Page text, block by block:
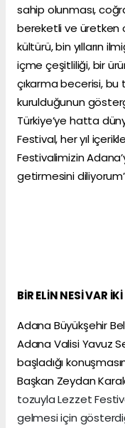
sahip olunması,
bereketli ve üretken
kültürü, bin yılların
içme çeşitliliği, bir
çıkarma becerisi,
kurulduğunun
Türkiye’ye hatta
Festival, her yıl
Festivalimizin
getirmesini
BİR ELİN NESİ VAR
Adana Büyükşehir
Adana Valisi Yavuz
başladığı
Başkan Zeydan
tozuyla Lezzet
gelmesi için